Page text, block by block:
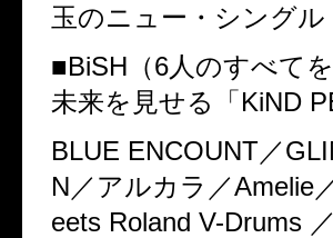
玉のニュー・シングル
■BiSH（6人のすべて
未来を見せる「KiND
BLUE ENCOUNT／
N／アルカラ／Amelie
eets Roland V-Drums